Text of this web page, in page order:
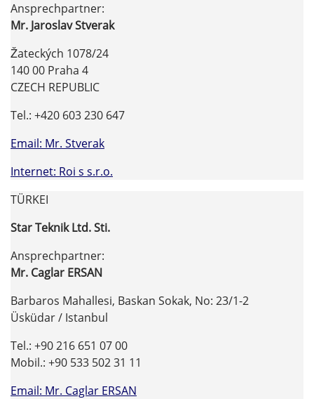
Ansprechpartner:
Mr. Jaroslav Stverak
Žateckých 1078/24
140 00 Praha 4
CZECH REPUBLIC
Tel.: +420 603 230 647
Email: Mr. Stverak
Internet: Roi s s.r.o.
TÜRKEI
Star Teknik Ltd. Sti.
Ansprechpartner:
Mr. Caglar ERSAN
Barbaros Mahallesi, Baskan Sokak, No: 23/1-2
Üsküdar / Istanbul
Tel.: +90 216 651 07 00
Mobil.: +90 533 502 31 11
Email: Mr. Caglar ERSAN